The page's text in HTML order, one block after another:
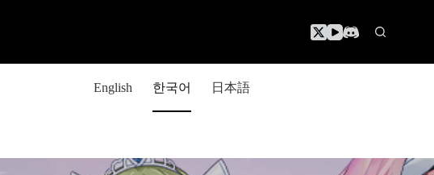
English 한국어 日本語